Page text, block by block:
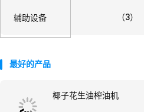
辅助设备 （3）
最好的产品
椰子花生油榨油机